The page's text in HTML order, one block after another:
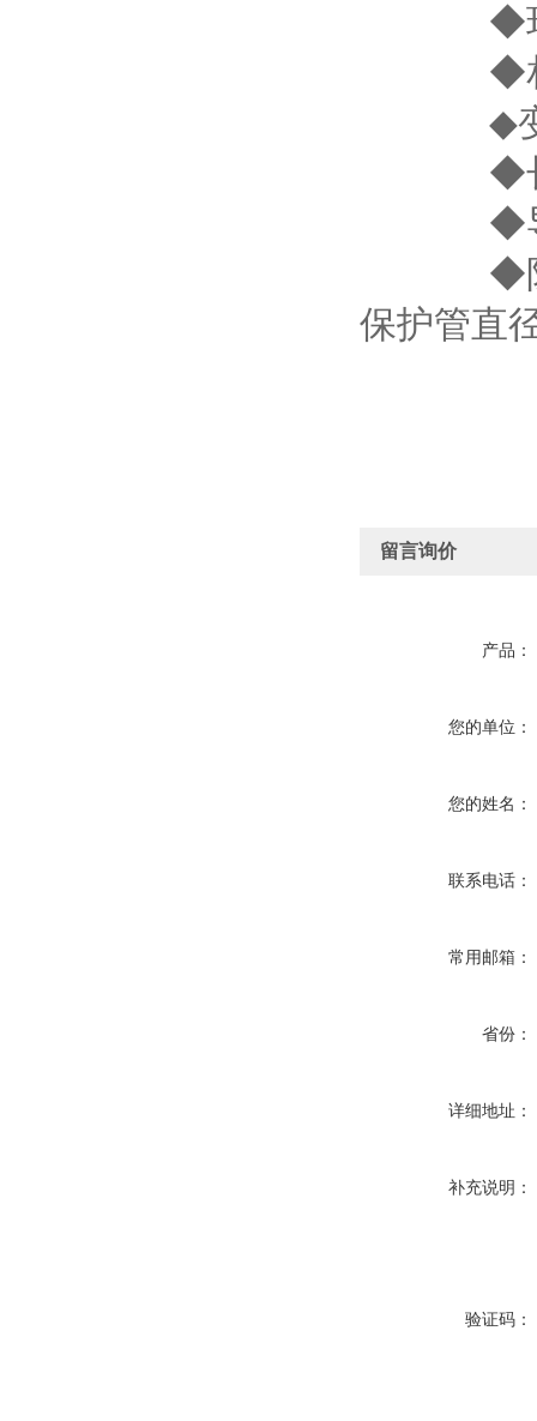
◆环境
◆相对
◆变送
◆长期
◆导线
◆防爆
保护管直
留言询价
产品：
您的单位：
您的姓名：
联系电话：
常用邮箱：
省份：
详细地址：
补充说明：
验证码：